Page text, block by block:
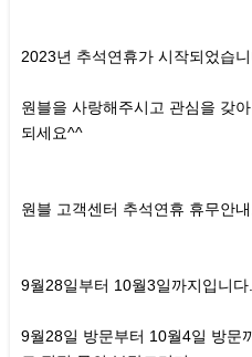
2023년 추석연휴가 시작되었습
원블을 사랑해주시고 관심을 갖
되세요^^
원블 고객센터 추석연휴 휴무안
9월28일부터 10월3일까지입니다.
9월28일 방문부터 10월4일 방문